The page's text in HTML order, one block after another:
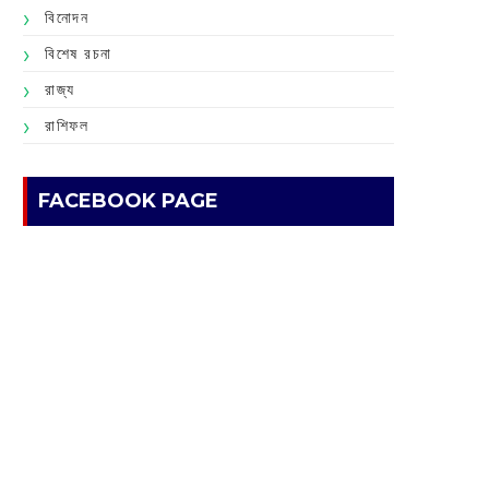
বিনোদন
বিশেষ রচনা
রাজ্য
রাশিফল
FACEBOOK PAGE